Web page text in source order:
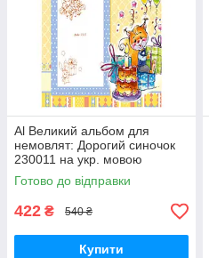
Al Великий альбом для
немовлят: Дорогий синочок
230011 на укр. мовою
Готово до відправки
422 ₴ 540 ₴
Купити